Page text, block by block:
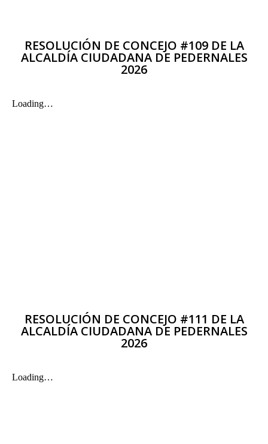
RESOLUCIÓN DE CONCEJO #109 DE LA
ALCALDÍA CIUDADANA DE PEDERNALES
2026
RESOLUCIÓN DE CONCEJO #111 DE LA
ALCALDÍA CIUDADANA DE PEDERNALES
2026